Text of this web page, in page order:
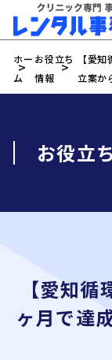
ホー
ム
お役立ち
情報
【愛
立案か
お役立
【愛知
ヶ月で達